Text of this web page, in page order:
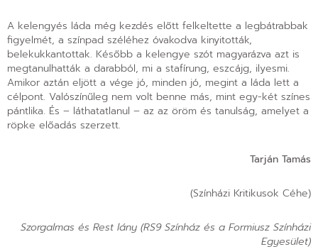
A kelengyés láda még kezdés előtt felkeltette a legbátrabbak
figyelmét, a színpad széléhez óvakodva kinyitották,
belekukkantottak. Később a kelengye szót magyarázva azt is
megtanulhatták a darabból, mi a stafírung, eszcájg, ilyesmi.
Amikor aztán eljött a vége jó, minden jó, megint a láda lett a
célpont. Valószínűleg nem volt benne más, mint egy-két színes
pántlika. És – láthatatlanul – az az öröm és tanulság, amelyet a
röpke előadás szerzett.
Tarján Tamás
(Színházi Kritikusok Céhe)
Szorgalmas és Rest lány (RS9 Színház és a Formiusz Színházi
Egyesület)